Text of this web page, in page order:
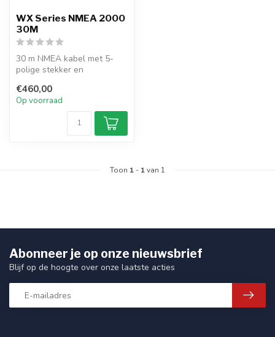
WX Series NMEA 2000
30M
30 m NMEA kabel met 5-
polige stekker en
terminatieweerstand.
Speciaal...
€460,00
Op voorraad
Toon 1 - 1van 1
Abonneer je op onze nieuwsbrief
Blijf op de hoogte over onze laatste acties